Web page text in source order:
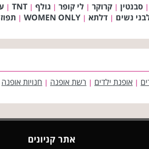
| סבנטין | קרוקר | לי קופר | גולף |
TNT
|
נשים | דלתא |
WOMEN ONLY
| תפוז
| אופנת ילדים | רשת אופנה | חנויות אופנה
אתר קניונים